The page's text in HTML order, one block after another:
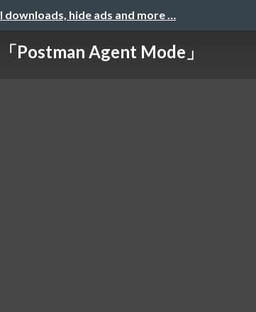
hide ads and more …
Postman Agent Mode」